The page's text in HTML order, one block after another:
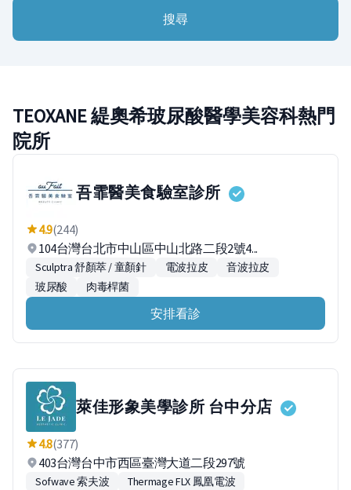
搜尋
TEOXANE 緹奧希玻尿酸醫學美容科熱門
院所
吾霏醫美食驗室診所
4.9(244)
104台灣台北市中山區中山北路二段2號4...
Sculptra 舒顏萃 / 童顏針 電波拉皮
音波拉皮
玻尿酸
肉毒桿菌
安排看診
萊佳形象美學診所 台中分店
4.8(377)
403台灣台中市西區臺灣大道二段297號
Sofwave 索夫波
Thermage FLX 鳳凰電波